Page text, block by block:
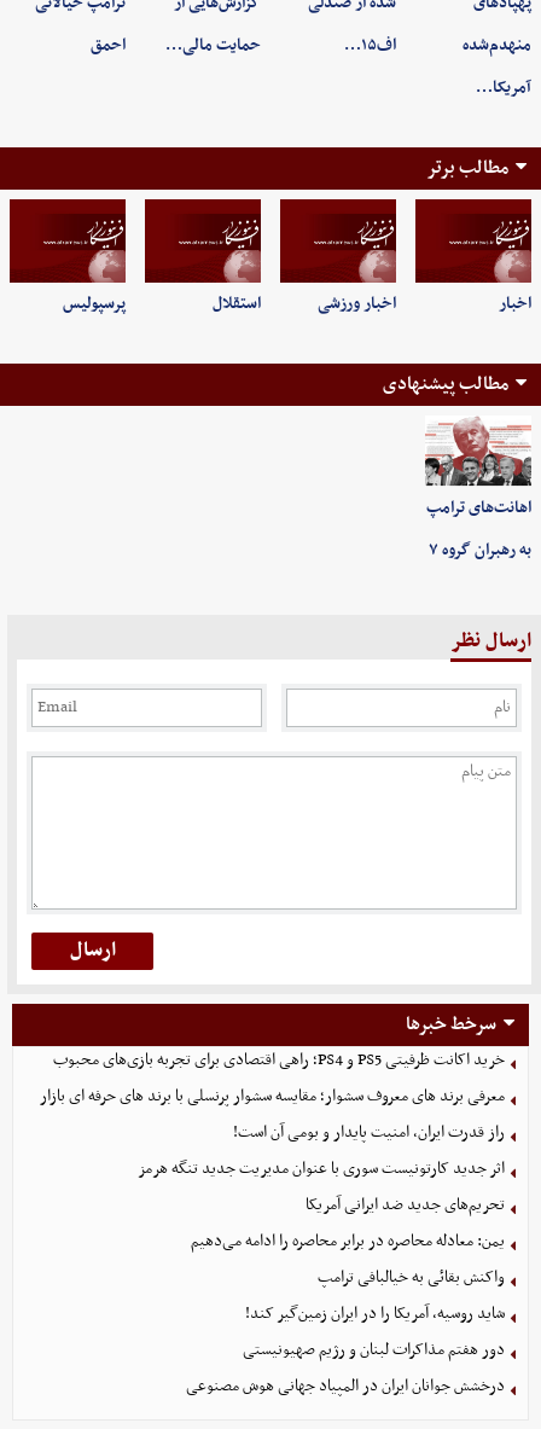
منهدم‌شده
آمریکا…
اف۱۵…
حمایت مالی…
احمق
مطالب برتر
اخبار اخبار ورزشی استقلال پرسپولیس
مطالب پیشنهادی
اهانت‌های ترامپ
به رهبران گروه ۷
ارسال نظر
سرخط خبرها
خرید اکانت ظرفیتی PS5 و PS4؛ راهی اقتصادی برای تجربه بازی‌های محبوب
معرفی برند های معروف سشوار؛ مقایسه سشوار پرنسلی با برند های حرفه ای بازار
راز قدرت ایران، امنیت پایدار و بومی آن است!
اثر جدید کارتونیست سوری با عنوان مدیریت جدید تنگه هرمز
تحریم‌های جدید ضد ایرانی آمریکا
یمن: معادله محاصره در برابر محاصره را ادامه می‌دهیم
واکنش بقائی به خیالبافی ترامپ
شاید روسیه، آمریکا را در ایران زمین‌گیر کند!
دور هفتم مذاکرات لبنان و رژیم صهیونیستی
درخشش جوانان ایران در المپیاد جهانی هوش مصنوعی